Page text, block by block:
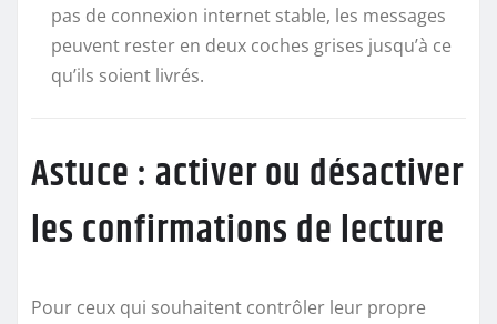
pas de connexion internet stable, les messages
peuvent rester en deux coches grises jusqu’à ce
qu’ils soient livrés.
Astuce : activer ou désactiver
les confirmations de lecture
Pour ceux qui souhaitent contrôler leur propre